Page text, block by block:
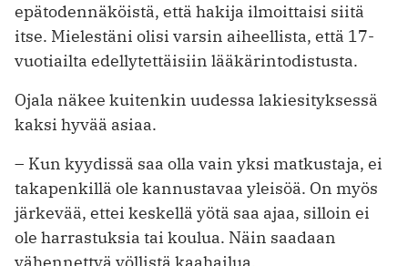
epätodennäköistä, että hakija ilmoittaisi siitä
itse. Mielestäni olisi varsin aiheellista, että 17-
vuotiailta edellytettäisiin lääkärintodistusta.
Ojala näkee kuitenkin uudessa lakiesityksessä
kaksi hyvää asiaa.
– Kun kyydissä saa olla vain yksi matkustaja, ei
takapenkillä ole kannustavaa yleisöä. On myös
järkevää, ettei keskellä yötä saa ajaa, silloin ei
ole harrastuksia tai koulua. Näin saadaan